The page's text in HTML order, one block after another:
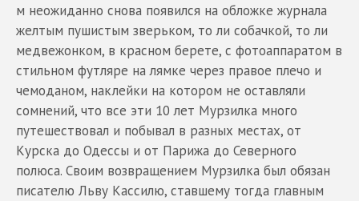
м неожиданно снова появился на обложке журнала
желтым пушистым зверьком, то ли собачкой, то ли
медвежонком, в красном берете, с фотоаппаратом в
стильном футляре на лямке через правое плечо и
чемоданом, наклейки на котором не оставляли
сомнений, что все эти 10 лет Мурзилка много
путешествовал и побывал в разных местах, от
Курска до Одессы и от Парижа до Северного
полюса. Своим возвращением Мурзилка был обязан
писателю Льву Кассилю, ставшему тогда главным